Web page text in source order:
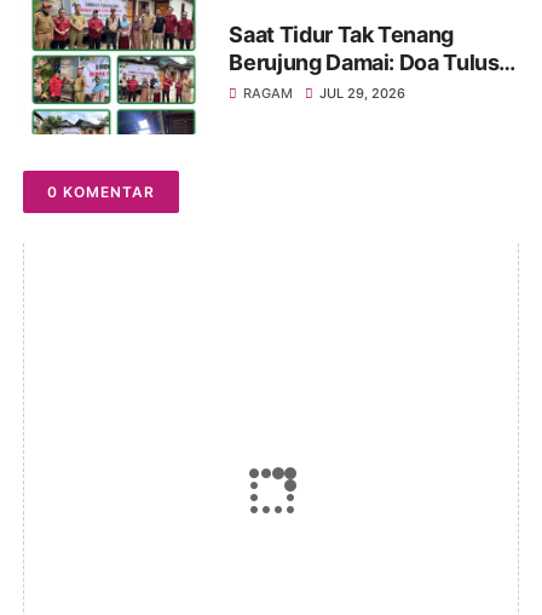
Saat Tidur Tak Tenang
Berujung Damai: Doa Tulus
MC-JK untuk Ibu Rusdiana
RAGAM JUL 29, 2026
0 KOMENTAR